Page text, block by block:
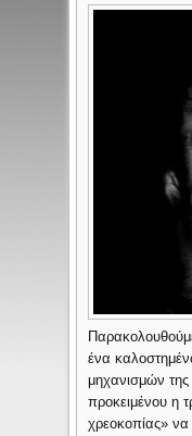
ένα
μηχανισμών της
προκειμένου η
χρεοκοπίας»